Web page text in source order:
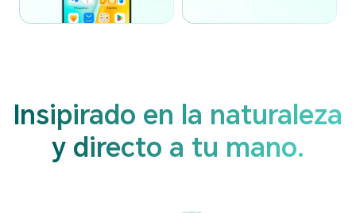
Insipirado en la naturaleza
y directo a tu mano.